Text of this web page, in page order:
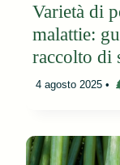
Varietà di
malattie:
raccolto di
4 agosto 2025 •